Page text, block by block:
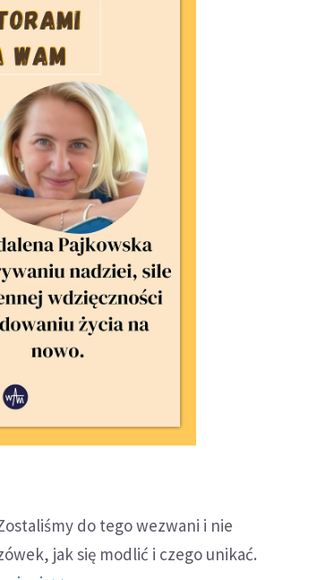
do tego wezwani i nie
jak się modlić i czego unikać.